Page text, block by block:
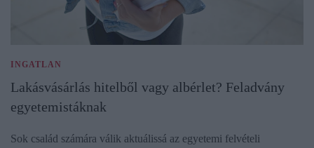
INGATLAN
Lakásvásárlás hitelből vagy albérlet? Feladvány
egyetemistáknak
Sok család számára válik aktuálissá az egyetemi felvételi